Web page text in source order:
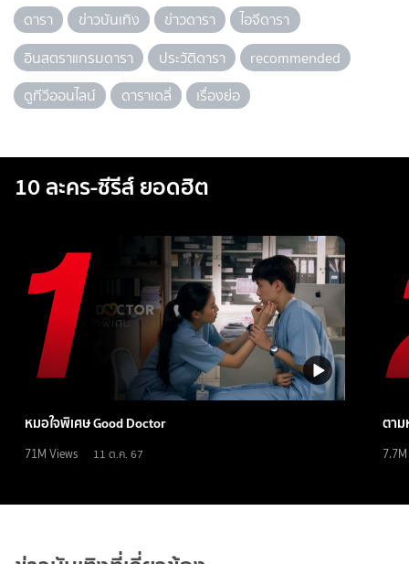
ดารา ข่าวบันเทิง ข่าวดารา
ไอจีดารา
อินสตราแกรมดารา
ประวัติดารา
recommended
ดูทีวีออนไลน์
ดาราเดลี่ เรื่องย่อ
10 ละคร-ซีรีส์ ยอดฮิต
หมอใจพิเศษ Good Doctor
71M Views 11 ต.ค. 67
ตาม
7.7M